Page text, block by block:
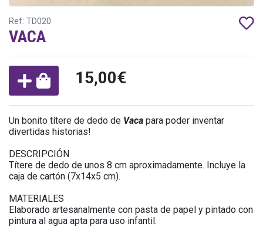
Ref: TD020
VACA
15,00€
Un bonito títere de dedo de Vaca para poder inventar
divertidas historias!
DESCRIPCIÓN
Títere de dedo de unos 8 cm aproximadamente. Incluye la
caja de cartón (7x14x5 cm).
MATERIALES
Elaborado artesanalmente con pasta de papel y pintado con
pintura al agua apta para uso infantil.